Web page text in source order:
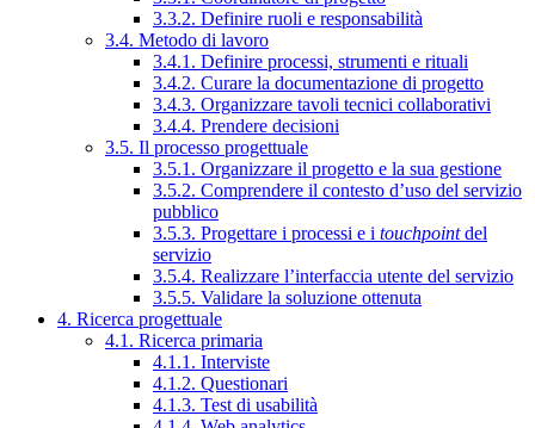
3.3.2. Definire ruoli e responsabilità
3.4. Metodo di lavoro
3.4.1. Definire processi, strumenti e rituali
3.4.2. Curare la documentazione di progetto
3.4.3. Organizzare tavoli tecnici collaborativi
3.4.4. Prendere decisioni
3.5. Il processo progettuale
3.5.1. Organizzare il progetto e la sua gestione
3.5.2. Comprendere il contesto d’uso del servizio
pubblico
3.5.3. Progettare i processi e i touchpointdel
servizio
3.5.4. Realizzare l’interfaccia utente del servizio
3.5.5. Validare la soluzione ottenuta
4. Ricerca progettuale
4.1. Ricerca primaria
4.1.1. Interviste
4.1.2. Questionari
4.1.3. Test di usabilità